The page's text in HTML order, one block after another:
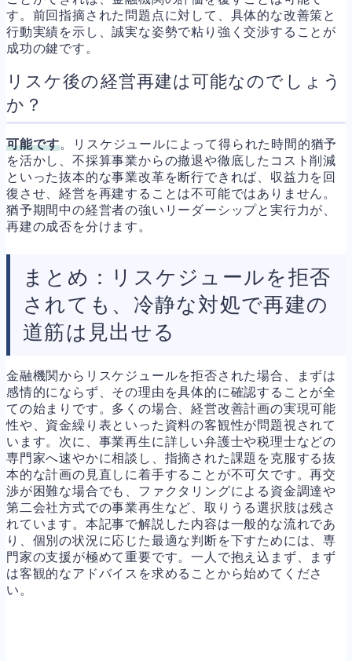
す。前回指摘された問題点に対して、具体的な改善策と
行動実績を示し、誠実な姿勢で粘り強く交渉することが
成功の鍵です。
リスケ後の経営再建は可能なのでしょう
か？
可能です。リスケジュールによって得られた時間的猶予
を活かし、不採算事業からの撤退や徹底したコスト削減
といった抜本的な事業改革を断行できれば、収益力を回
復させ、経営を再建することは不可能ではありません。
猶予期間中の経営者の強いリーダーシップと実行力が、
再建の成否を分けます。
まとめ：リスケジュールを拒否
されても、冷静な対処で再建の
道筋は見出せる
金融機関からリスケジュールを拒否された場合、まずは
感情的にならず、その理由を具体的に確認することが全
ての始まりです。多くの場合、経営改善計画の実現可能
性や、資金繰り表といった資料の客観性が問題視されて
います。次に、事業再生に詳しい弁護士や税理士などの
専門家へ速やかに相談し、指摘された課題を克服する抜
本的な計画の見直しに着手することが不可欠です。再交
渉が困難な場合でも、ファクタリングによる資金調達や
第二会社方式での事業再生など、取りうる選択肢は残さ
れています。本記事で解説した内容は一般的な流れであ
り、個別の状況に応じた最適な判断を下すためには、専
門家の支援が極めて重要です。一人で抱え込まず、まず
は客観的なアドバイスを求めることから始めてくださ
い。